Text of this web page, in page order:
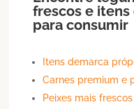
frescos e
para consumir
Itens demarca
Carnes premium e
Peixes mais frescos